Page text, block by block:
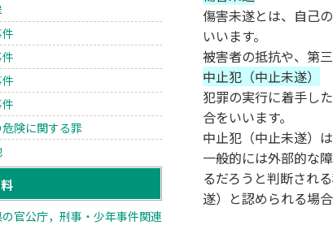
傷害未遂とは、自己
いいます。
被害者の抵抗や、第
中止犯（中止未遂）
犯罪の実行に着手し
合をいいます。
中止犯（中止未遂）
一般的には外部的な
るだろうと判断され
遂）と認められる場合
険に関する罪
官公庁，刑事・少年事件関連